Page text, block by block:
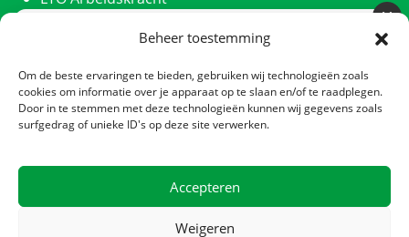
Beheer toestemming
Om de beste ervaringen te bieden, gebruiken wij technologieën zoals
cookies om informatie over je apparaat op te slaan en/of te raadplegen.
Door in te stemmen met deze technologieën kunnen wij gegevens zoals
surfgedrag of unieke ID's op deze site verwerken.
Accepteren
Weigeren
LTO Noord
LTO Nederland
Nieuwe Oogst
Meld u aan voor onze nieuwsbrief
Schrijf u in en we houden u maandelijks op de hoogte
van ons laatste nieuws.
Nieuwsbrief
*
Verzenden